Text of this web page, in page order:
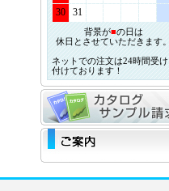
30
31
背景が■の日は
休日とさせていただきます。
ネットでの注文は24時間受け
付けております！